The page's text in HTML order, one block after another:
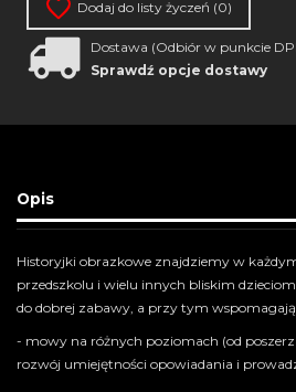
Dodaj do listy życzeń (0)
Dostawa (Odbiór w punkcie
Sprawdź opcje dostawy
Opis
Historyjki obrazkowe znajdziemy w
przedszkolu i wielu innych bliskim
do dobrej zabawy, a przy tym
- mowy na różnych poziomach (od
rozwój umiejętności opowiadania i